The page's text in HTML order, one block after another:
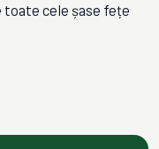
cele șase fețe